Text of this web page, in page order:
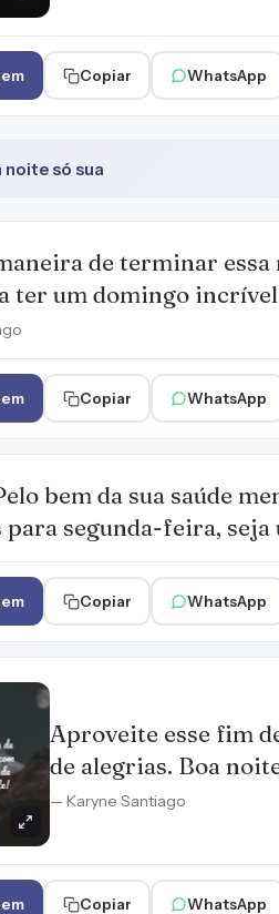
Copiar WhatsApp
noite só sua
de terminar essa
ter um domingo
Copiar WhatsApp
bem da sua saúde
segunda-feira,
Copiar WhatsApp
Aproveite esse fim
de alegrias. Boa
— Karyne Santiago
Copiar WhatsApp